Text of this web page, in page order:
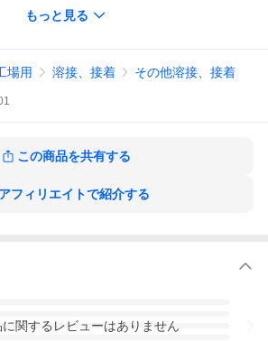
もっと見る
場用 溶接、接着 その他溶接、接着
この商品を共有する
アフィリエイトで紹介する
に関するレビューはありません